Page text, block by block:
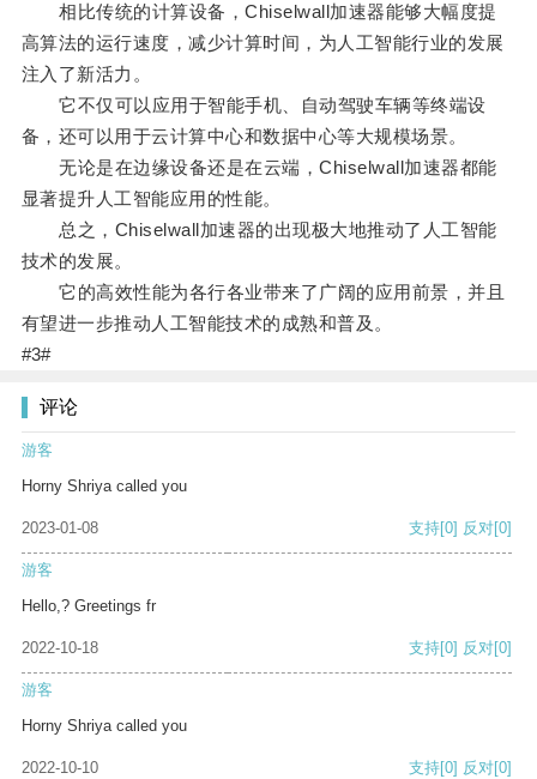
相比传统的计算设备，Chiselwall加速器能够大幅度提
高算法的运行速度，减少计算时间，为人工智能行业的发展
注入了新活力。
它不仅可以应用于智能手机、自动驾驶车辆等终端设
备，还可以用于云计算中心和数据中心等大规模场景。
无论是在边缘设备还是在云端，Chiselwall加速器都能
显著提升人工智能应用的性能。
总之，Chiselwall加速器的出现极大地推动了人工智能
技术的发展。
它的高效性能为各行各业带来了广阔的应用前景，并且
有望进一步推动人工智能技术的成熟和普及。
#3#
评论
游客
Horny Shriya called you
2023-01-08 支持[0] 反对[0]
游客
Hello,? Greetings fr
2022-10-18 支持[0] 反对[0]
游客
Horny Shriya called you
2022-10-10 支持[0] 反对[0]